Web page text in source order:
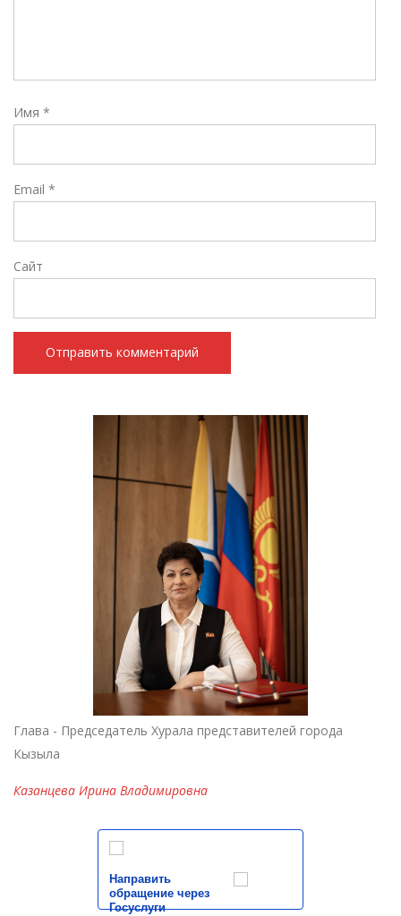
Имя *
Email *
Сайт
Глава - Председатель Хурала представителей города
Кызыла
Казанцева Ирина Владимировна
Направить
обращение через
Госуслуги